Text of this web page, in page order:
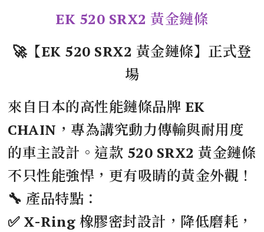
EK 520 SRX2 黃金鏈條
🚀【EK 520 SRX2 黃金鏈條】正式登
場
來自日本的高性能鏈條品牌 EK
CHAIN，專為講究動力傳輸與耐用度
的車主設計。這款 520 SRX2 黃金鏈條
不只性能強悍，更有吸睛的黃金外觀！
🔧 產品特點：
✅ X-Ring 橡膠密封設計，降低磨耗，